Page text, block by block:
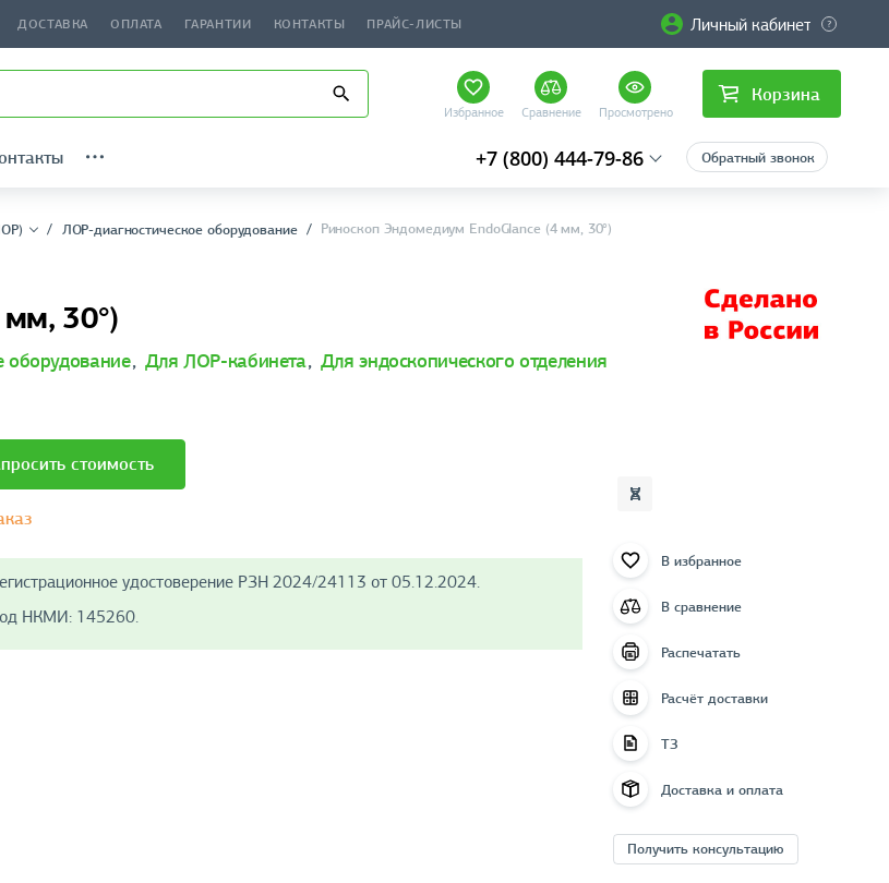
ДОСТАВКА ОПЛАТА ГАРАНТИИ КОНТАКТЫ ПРАЙС-ЛИСТЫ Личный кабинет
Избранное Сравнение Просмотрено
Корзина
+7 (800) 444-79-86 Обратный звонок
ЛОР-диагностическое оборудование Риноскоп Эндомедиум EndoGlance (4 мм, 30°)
30°)
оборудование, Для ЛОР-кабинета, Для эндоскопического отделения
стоимость
удостоверение РЗН 2024/24113 от 05.12.2024.
НКМИ: 145260.
В избранное
В сравнение
Распечатать
Расчёт доставки
ТЗ
Доставка и оплата
Получить консультацию